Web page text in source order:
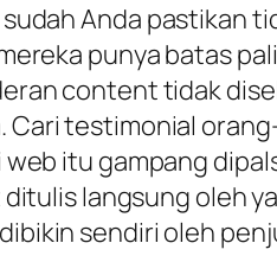
Anda pastikan
punya batas
content tidak
Cari testimonial
itu gampang
langsung oleh
sendiri oleh